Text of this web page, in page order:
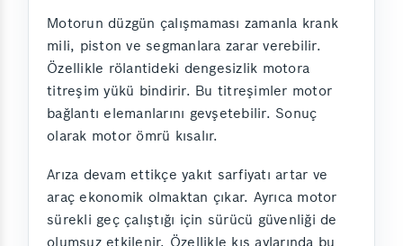
Motorun düzgün çalışmaması zamanla krank
mili, piston ve segmanlara zarar verebilir.
Özellikle rölantideki dengesizlik motora
titreşim yükü bindirir. Bu titreşimler motor
bağlantı elemanlarını gevşetebilir. Sonuç
olarak motor ömrü kısalır.
Arıza devam ettikçe yakıt sarfiyatı artar ve
araç ekonomik olmaktan çıkar. Ayrıca motor
sürekli geç çalıştığı için sürücü güvenliği de
olumsuz etkilenir. Özellikle kış aylarında bu